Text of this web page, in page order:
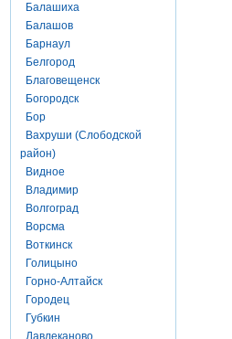
Балашиха
Балашов
Барнаул
Белгород
Благовещенск
Богородск
Бор
Вахруши (Слободской
район)
Видное
Владимир
Волгоград
Ворсма
Воткинск
Голицыно
Горно-Алтайск
Городец
Губкин
Давлеканово